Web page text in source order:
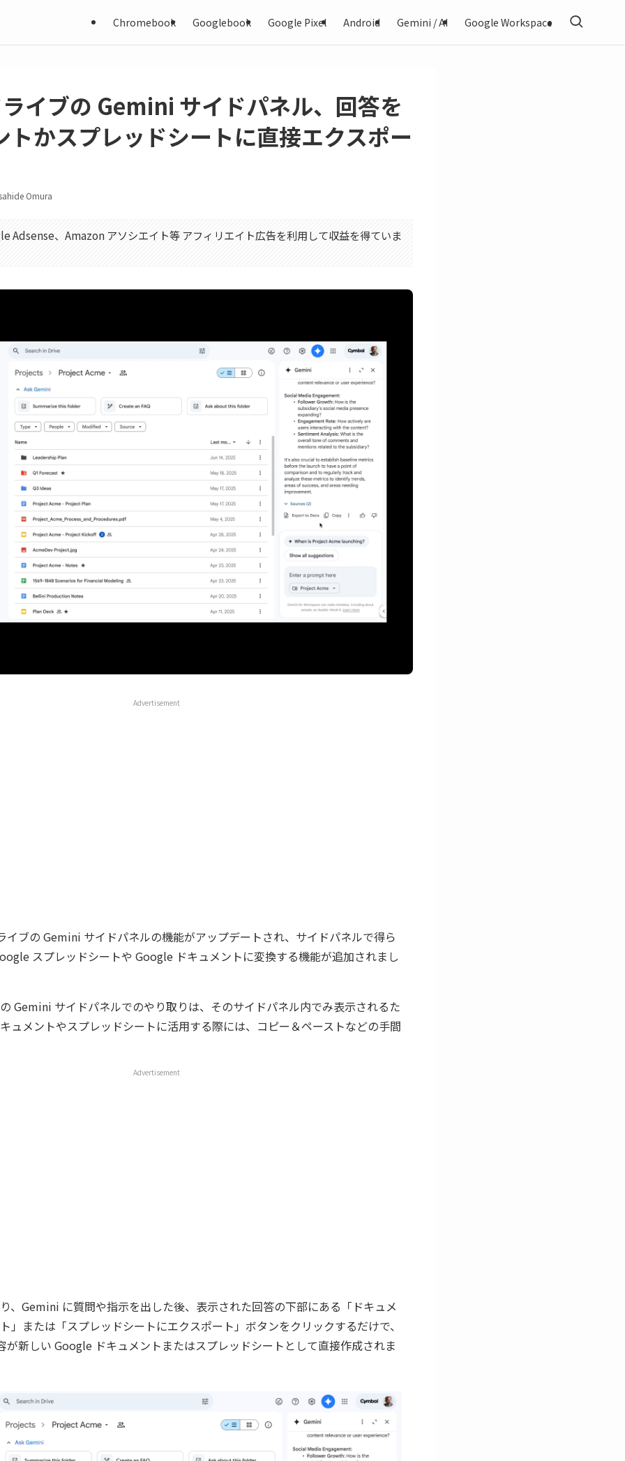
Chromebook Googlebook Google Pixel Android Gemini / AI Google Workspace
イブの Gemini サイドパネル、回答を
トかスプレッドシートに直接エクスポー
Omura
Adsense、Amazon アソシエイト等 アフィリエイト広告を利用して収益を得ていま
Advertisement
イブの Gemini サイドパネルの機能がアップデートされ、サイドパネルで得ら
スプレッドシートや Google ドキュメントに変換する機能が追加されまし
Gemini サイドパネルでのやり取りは、そのサイドパネル内でみ表示されるた
ュメントやスプレッドシートに活用する際には、コピー＆ペーストなどの手間
Advertisement
、Gemini に質問や指示を出した後、表示された回答の下部にある「ドキュメ
」または「スプレッドシートにエクスポート」ボタンをクリックするだけで、
が新しい Google ドキュメントまたはスプレッドシートとして直接作成されま